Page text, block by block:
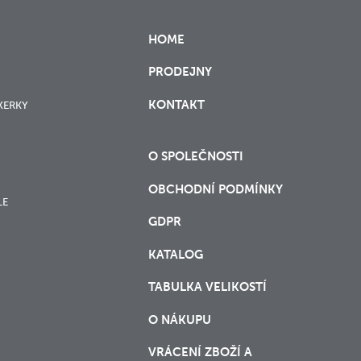
HOME
PRODEJNY
KONTAKT
O SPOLEČNOSTI
OBCHODNÍ PODMÍNKY
GDPR
KATALOG
TABULKA VELIKOSTÍ
O NÁKUPU
VRÁCENÍ ZBOŽÍ A